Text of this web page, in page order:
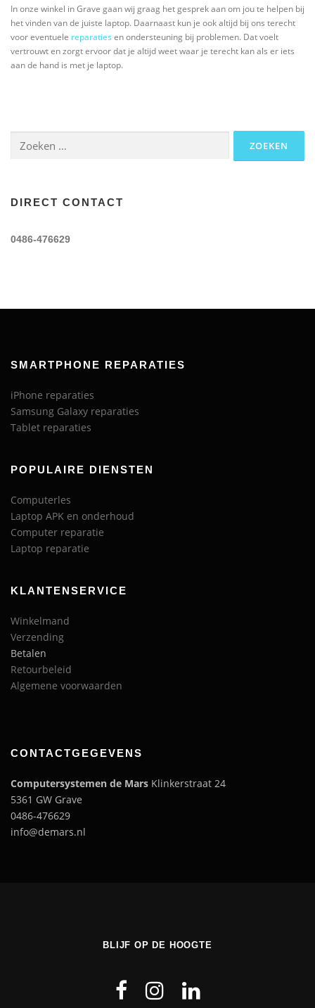
In onze winkel in Grave gaan wij graag het gesprek aan om jou te helpen bij
het vinden van de juiste laptop. Daarnaast kun je ook altijd bij ons terecht
voor eventuele reparaties en ondersteuning bij problemen. Dat voelt
vertrouwt en zorgt ervoor dat je altijd weet waar je terecht kan als er iets
aan de hand is met je laptop.
naar:
DIRECT CONTACT
0486-476629
SMARTPHONE REPARATIES
iPhone reparaties
Samsung Galaxy reparaties
Tablet reparaties
POPULAIRE DIENSTEN
Computerles
Laptop APK en onderhoud
Computer reparatie
Laptop reparatie
KLANTENSERVICE
Winkelmand
Verzending
Betalen
Retourbeleid
Algemene voorwaarden
CONTACTGEGEVENS
Computersystemen de Mars Klinkerstraat 24
5361 GW Grave
0486-476629
info@demars.nl
BLIJF OP DE HOOGTE